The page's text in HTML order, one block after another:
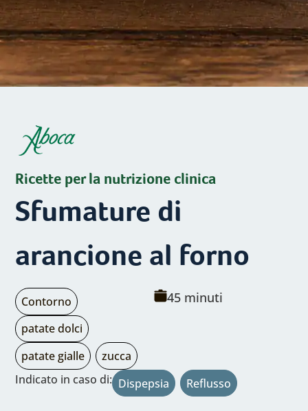
Ricette per la nutrizione clinica
Sfumature di
arancione al forno
Tipo
di
portata:
Contorno
Indredienti
principali:
patate dolci
patate gialle
zucca
Tempo
45 minuti
Indicato in caso di:Indredienti
principali:
Dispepsia Reflusso